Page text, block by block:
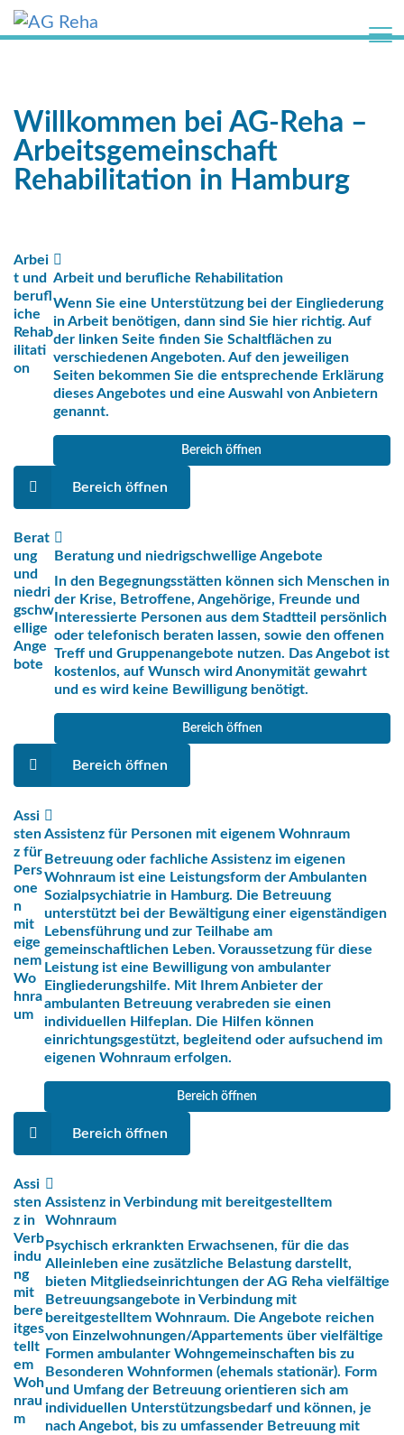
i
p
o
o
k
n
s
e
n
t
b
Willkommen bei AG-Reha –
Arbeitsgemeinschaft
Rehabilitation in Hamburg
Arbei
t und
berufl
iche
Rehab
ilitati
on
Arbeit und berufliche Rehabilitation
Wenn Sie eine Unterstützung bei der Eingliederung
in Arbeit benötigen, dann sind Sie hier richtig. Auf
der linken Seite finden Sie Schaltflächen zu
verschiedenen Angeboten. Auf den jeweiligen
Seiten bekommen Sie die entsprechende Erklärung
dieses Angebotes und eine Auswahl von Anbietern
genannt.
Bereich öffnen
Bereich öffnen
Berat
ung
und
niedri
gschw
ellige
Ange
bote
Beratung und niedrigschwellige Angebote
In den Begegnungsstätten können sich Menschen in
der Krise, Betroffene, Angehörige, Freunde und
Interessierte Personen aus dem Stadtteil persönlich
oder telefonisch beraten lassen, sowie den offenen
Treff und Gruppenangebote nutzen. Das Angebot ist
kostenlos, auf Wunsch wird Anonymität gewahrt
und es wird keine Bewilligung benötigt.
Bereich öffnen
Bereich öffnen
Assi
sten
z für
Pers
one
n
mit
eige
nem
Wo
hnra
um
Assistenz für Personen mit eigenem Wohnraum
Betreuung oder fachliche Assistenz im eigenen
Wohnraum ist eine Leistungsform der Ambulanten
Sozialpsychiatrie in Hamburg. Die Betreuung
unterstützt bei der Bewältigung einer eigenständigen
Lebensführung und zur Teilhabe am
gemeinschaftlichen Leben. Voraussetzung für diese
Leistung ist eine Bewilligung von ambulanter
Eingliederungshilfe. Mit Ihrem Anbieter der
ambulanten Betreuung verabreden sie einen
individuellen Hilfeplan. Die Hilfen können
einrichtungsgestützt, begleitend oder aufsuchend im
eigenen Wohnraum erfolgen.
Bereich öffnen
Bereich öffnen
Assi
sten
z in
Verb
indu
ng
mit
bere
itges
tellt
em
Woh
nrau
m
Assistenz in Verbindung mit bereitgestelltem
Wohnraum
Psychisch erkrankten Erwachsenen, für die das
Alleinleben eine zusätzliche Belastung darstellt,
bieten Mitgliedseinrichtungen der AG Reha vielfältige
Betreuungsangebote in Verbindung mit
bereitgestelltem Wohnraum. Die Angebote reichen
von Einzelwohnungen/Appartements über vielfältige
Formen ambulanter Wohngemeinschaften bis zu
Besonderen Wohnformen (ehemals stationär). Form
und Umfang der Betreuung orientieren sich am
individuellen Unterstützungsbedarf und können, je
nach Angebot, bis zu umfassender Betreuung mit